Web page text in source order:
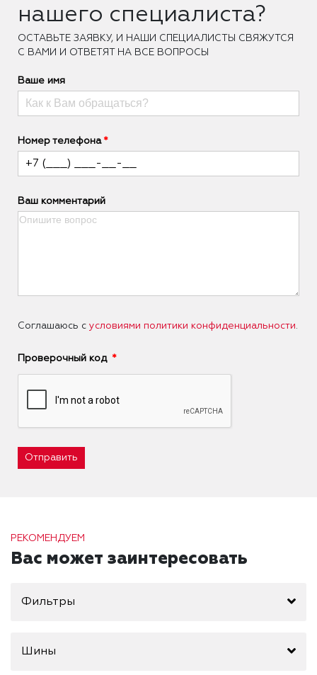
нашего специалиста?
ОCТАВЬТЕ ЗАЯВКУ, И НАШИ СПЕЦИАЛИСТЫ СВЯЖУТСЯ
С ВАМИ И ОТВЕТЯТ НА ВСЕ ВОПРОСЫ
Ваше имя
Номер телефона
Ваш комментарий
Соглашаюсь с условиями политики конфиденциальности
Проверочный код
Отправить
РЕКОМЕНДУЕМ
Вас может заинтересовать
Фильтры
Шины